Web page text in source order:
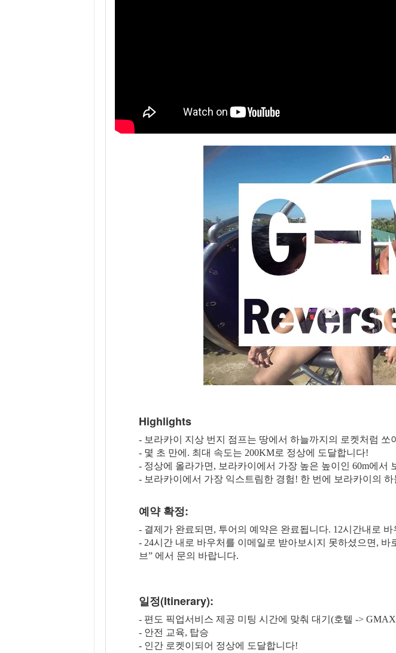
Highlights
- 보라카이 지상 번지 점프는 땅에서 하늘까지의 로켓처럼 쏘
- 몇 초 만에. 최대 속도는 200KM로 정상에 도달합니다!
- 정상에 올라가면, 보라카이에서 가장 높은 높이인 60m에서
- 보라카이에서 가장 익스트림한 경험! 한 번에 보라카이의
예약 확정:
- 결제가 완료되면, 투어의 예약은 완료됩니다. 12시간내로
- 24시간 내로 바우처를 이메일로 받아보시지 못하셨으면, 바
브” 에서 문의 바랍니다.
일정(Itinerary):
- 편도 픽업서비스 제공 미팅 시간에 맞춰 대기(호텔 ->
- 안전 교육, 탑승
- 인간 로켓이되어 정상에 도달합니다!